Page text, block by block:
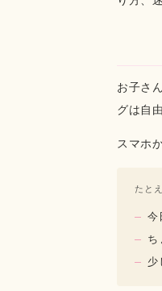
お子さ
グは自
スマホ
たと
今
ち
少